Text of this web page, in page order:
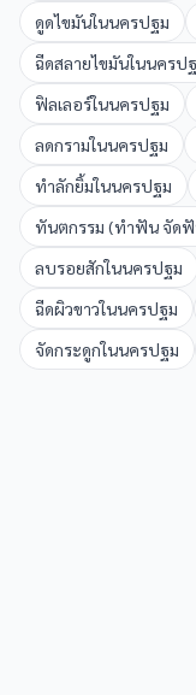
ดูดไขมันในนครปฐม
ฉีดสลายไขมันในนครป
ฟิลเลอร์ในนครปฐม
ลดกรามในนครปฐม
ทำลักยิ้มในนครปฐม
ทันตกรรม (ทำฟัน จัด
ลบรอยสักในนครปฐม
ฉีดผิวขาวในนครปฐม
จัดกระดูกในนครปฐม